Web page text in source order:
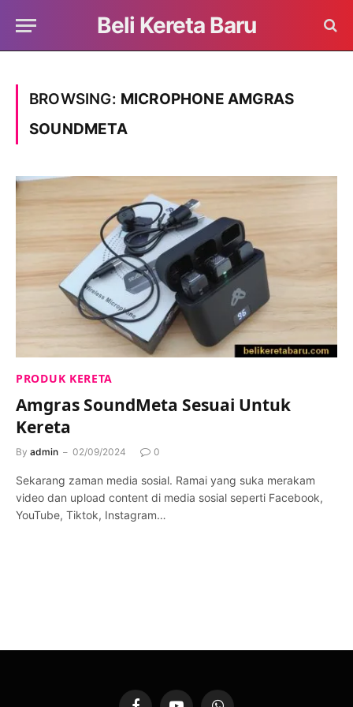
Beli Kereta Baru
BROWSING: MICROPHONE AMGRAS
SOUNDMETA
PRODUK KERETA
Amgras SoundMeta Sesuai Untuk
Kereta
By admin 02/09/2024 0
Sekarang zaman media sosial. Ramai yang suka merakam
video dan upload content di media sosial seperti Facebook,
YouTube, Tiktok, Instagram…